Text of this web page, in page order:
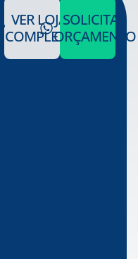
VER LOJA
COMPLETA
SOLICITAR
ORÇAMENTO